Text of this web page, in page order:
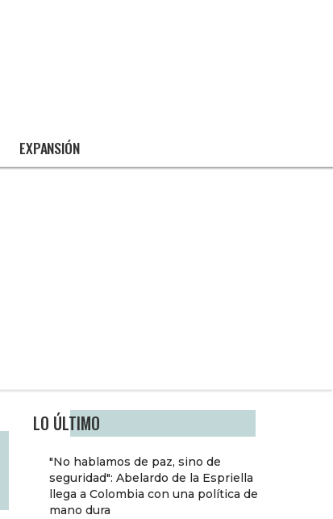
EXPANSIÓN
LO ÚLTIMO
"No hablamos de paz, sino de
seguridad": Abelardo de la Espriella
llega a Colombia con una política de
mano dura